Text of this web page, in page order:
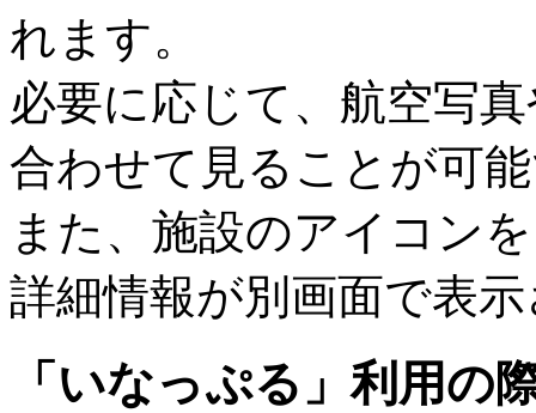
れます。
必要に応じて、航空写
合わせて見ることが可
また、施設のアイコン
詳細情報が別画面で表
「いなっぷる」利用の